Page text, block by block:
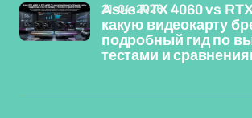
Asus RTX 4060 vs
какую видеокарту
подробный гид по
тестами и
21-04-2026